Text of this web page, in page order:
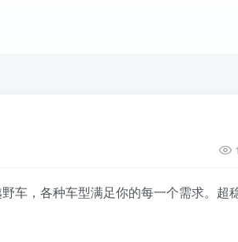
车，各种车型满足你的每一个需求。超